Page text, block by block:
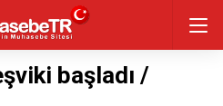
başladı /